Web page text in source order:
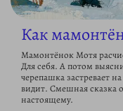
Как
Мамонтёнок Мотя
Для себя. А потом
черепашка застревает
видит. Смешная сказка
настоящему.